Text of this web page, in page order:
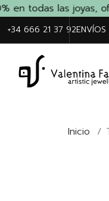
en todas las joyas,
+34 666 21 37 92
Inicio /